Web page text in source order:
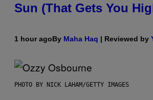
Sun (That Gets You
1 hour agoBy Maha Haq | Reviewed by
PHOTO BY NICK LAHAM/GETTY IMAGES